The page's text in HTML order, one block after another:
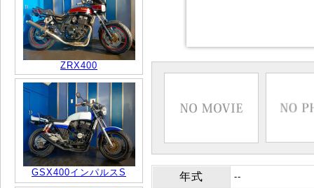
ZRX400
GSX400インパルスS 年式 --